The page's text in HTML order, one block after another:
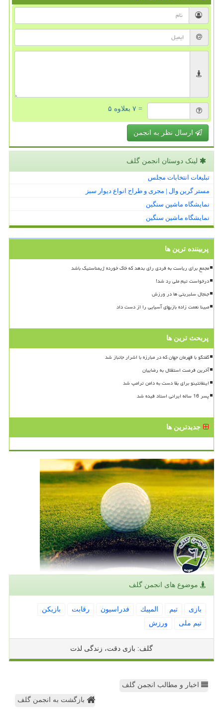
= ۷ بعلاوه ۵
ارسال نظر به انجمن
لینک دوستان انجمن گلف
تبلیغات انتخابات مجلس
مستر گرین وال | مجری و طراح انواع دیوار سبز
نمایشگاه ماشین سنگین
نمایشگاه ماشین سنگین
پربیننده ترین ها
مجمع برای ریاست به فردی رای بدهد که خاک خورده ژیمناستیک باشد
درخواست تیم ملی رد شد!
جنجال سلبریتی ها در ورزش
مبینا نعمت زاده بازیهای آسیایی را از دست داد
پربحث ترین ها
گفتگو با قهرمان جهان که در مبارزه با اشرار جانباز شد
آخرین فرصت استقلال به رضاییان
اینفانتینو برای بقا دست به دامن ترامپ شد
پسر 16 ساله ایرانی استاد فیده شد
جدیدترین ها
موضوع های انجمن گلف
بازی تیم المپیك فدراسیون رقابت
بازیكن
تیم ملی
ورزش
گلف: بازی دقت، زندگی لذت
اخبار و مطالب انجمن گلف
بازگشت به انجمن گلف